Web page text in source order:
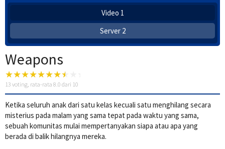
Video 1
Server 2
Weapons
13 voting, rata-rata 8.0 dari 10
Ketika seluruh anak dari satu kelas kecuali satu menghilang secara
misterius pada malam yang sama tepat pada waktu yang sama,
sebuah komunitas mulai mempertanyakan siapa atau apa yang
berada di balik hilangnya mereka.